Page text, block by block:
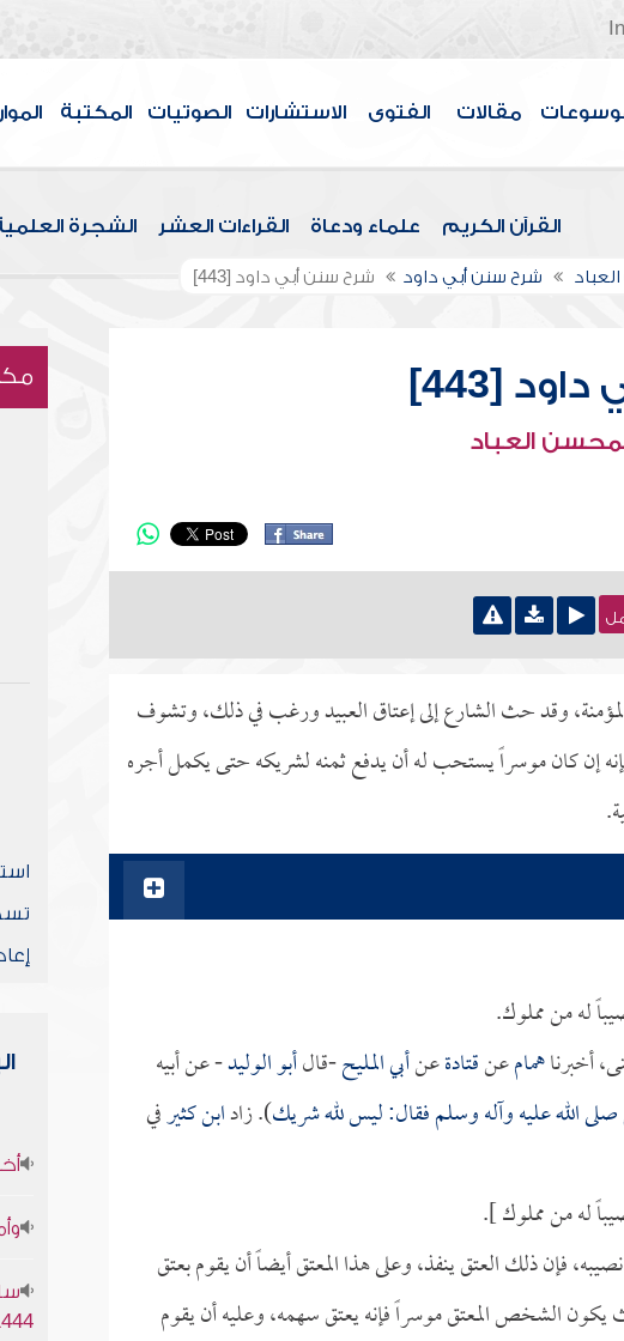
مقالات الفتوى الاستشارات الصوتيات المكتبة
القرآن الكريم علماء ودعاة القراءات العشر الشجرة
شرح سنن أبي داود شرح سنن أبي داود [443]
[443]
العباد
وقد حث الشارع إلى إعتاق العبيد ورغب في ذلك، وتشوف
إن كان موسراً يستحب له أن يدفع ثمنه لشريكه حتى يكمل أجره
له من مملوك.
أخبرناهمامعنقتادةعنأبي المليح-قالأبو الوليد- عن أبيه
الله عليه وآله وسلم فقال: ليس لله شريك). زادابن كثيرفي
له من مملوك ].
فإن ذلك العتق ينفذ، وعلى هذا المعتق أيضاً أن يقوم بعتق
يكون الشخص المعتق موسراً فإنه يعتق سهمه، وعليه أن يقوم